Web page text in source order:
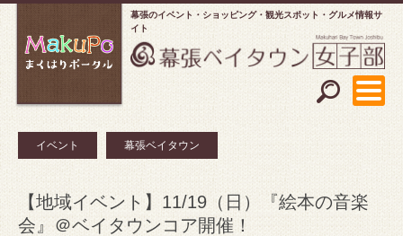
幕張のイベント・ショッピング
観光スポット・グルメ情報サ
イト
イベント 幕張ベイタウン
【地域イベント】11/19（日）『絵本の音楽
会』＠ベイタウンコア開催！